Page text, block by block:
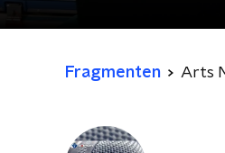
Fragmenten Arts